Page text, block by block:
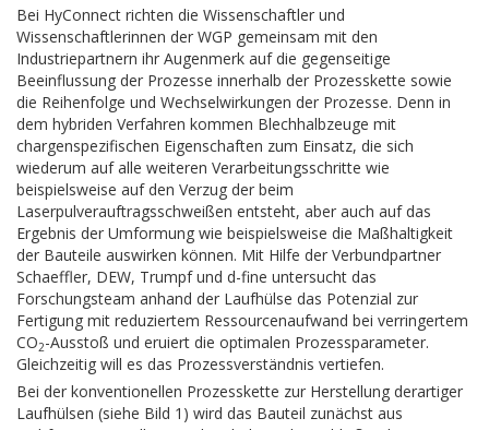
Bei HyConnect richten die Wissenschaftler und
Wissenschaftlerinnen der WGP gemeinsam mit den
Industriepartnern ihr Augenmerk auf die gegenseitige
Beeinflussung der Prozesse innerhalb der Prozesskette sowie
die Reihenfolge und Wechselwirkungen der Prozesse. Denn in
dem hybriden Verfahren kommen Blechhalbzeuge mit
chargenspezifischen Eigenschaften zum Einsatz, die sich
wiederum auf alle weiteren Verarbeitungsschritte wie
beispielsweise auf den Verzug der beim
Laserpulverauftragsschweißen entsteht, aber auch auf das
Ergebnis der Umformung wie beispielsweise die Maßhaltigkeit
der Bauteile auswirken können. Mit Hilfe der Verbundpartner
Schaeffler, DEW, Trumpf und d-fine untersucht das
Forschungsteam anhand der Laufhülse das Potenzial zur
Fertigung mit reduziertem Ressourcenaufwand bei verringertem
CO2-Ausstoß und eruiert die optimalen Prozessparameter.
Gleichzeitig will es das Prozessverständnis vertiefen.
Bei der konventionellen Prozesskette zur Herstellung derartiger
Laufhülsen (siehe Bild 1) wird das Bauteil zunächst aus